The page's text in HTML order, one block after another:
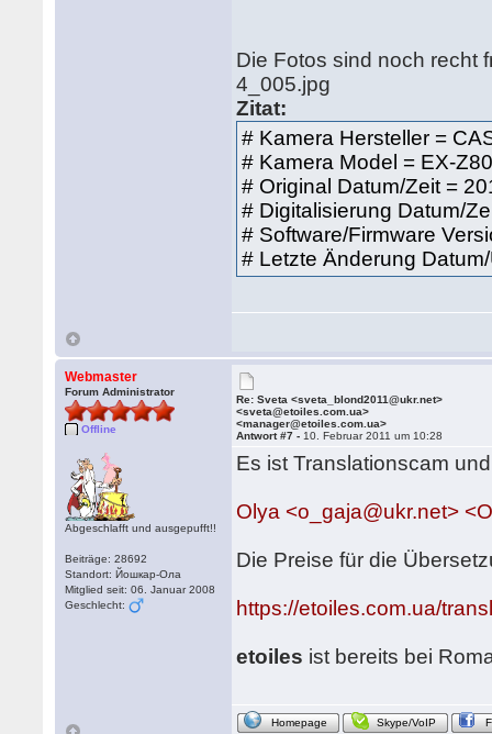
Die Fotos sind noch recht
4_005.jpg
Zitat:
# Kamera Hersteller =
# Kamera Model = EX-
# Original Datum/Zeit =
# Digitalisierung Datum/
# Software/Firmware
# Letzte Änderung
Webmaster
Forum Administrator
Offline
Abgeschlafft und ausgepufft!!
Beiträge: 28692
Standort: Йошкар-Ола
Mitglied seit: 06. Januar 2008
Geschlecht:
Re: Sveta <sveta_blond2011@ukr.net>
<sveta@etoiles.com.ua>
<manager@etoiles.com.ua>
Antwort #7 - 10. Februar 2011 um 10:28
Es ist Translationscam
Olya <o_gaja@ukr.net>
Die Preise für die
https://etoiles.com.ua/
etoiles ist bereits bei
Homepage Skype/VoIP